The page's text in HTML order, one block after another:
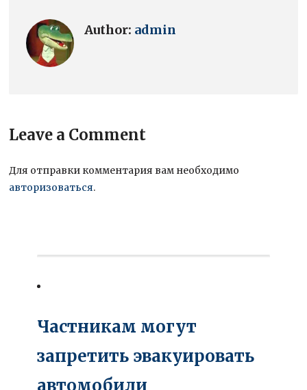
Author: admin
Leave a Comment
Для отправки комментария вам необходимо
авторизоваться.
Частникам могут
запретить эвакуировать
автомобили